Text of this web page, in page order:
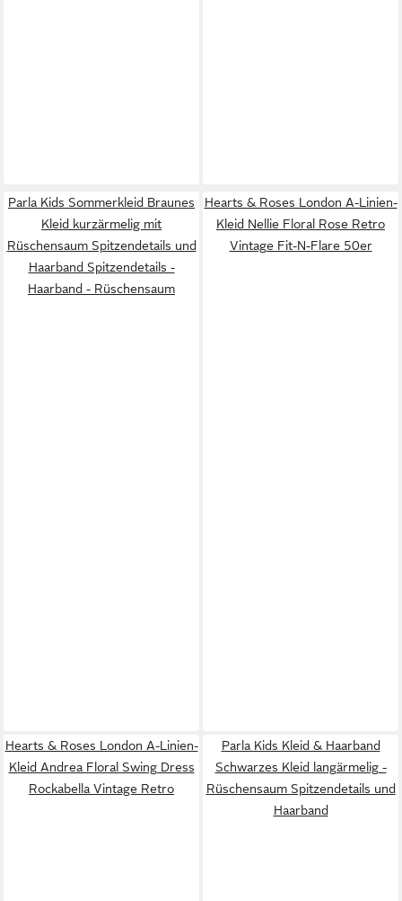
Parla Kids Sommerkleid Braunes
Kleid kurzärmelig mit
Rüschensaum Spitzendetails und
Haarband Spitzendetails -
Haarband - Rüschensaum
Hearts & Roses London A-Linien-
Kleid Nellie Floral Rose Retro
Vintage Fit-N-Flare 50er
Hearts & Roses London A-Linien-
Kleid Andrea Floral Swing Dress
Rockabella Vintage Retro
Parla Kids Kleid & Haarband
Schwarzes Kleid langärmelig -
Rüschensaum Spitzendetails und
Haarband